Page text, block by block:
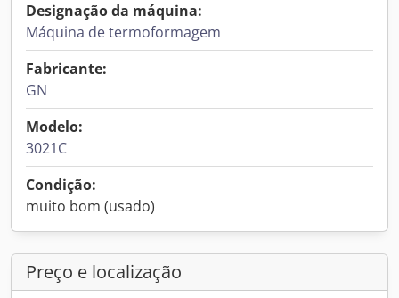
Designação da máquina:
Máquina de termoformagem
Fabricante:
GN
Modelo:
3021C
Condição:
muito bom (usado)
Preço e localização